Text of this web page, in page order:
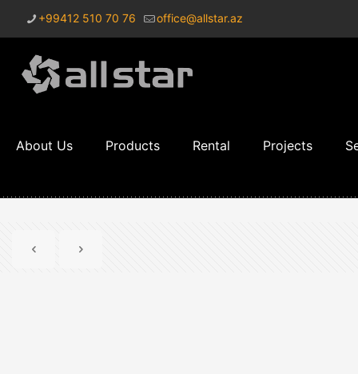
+99412 510 70 76 office@allstar.az
About Us Products Rental Projects